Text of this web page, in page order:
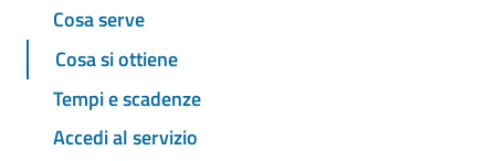
Cosa serve
Cosa si ottiene
Tempi e scadenze
Accedi al servizio